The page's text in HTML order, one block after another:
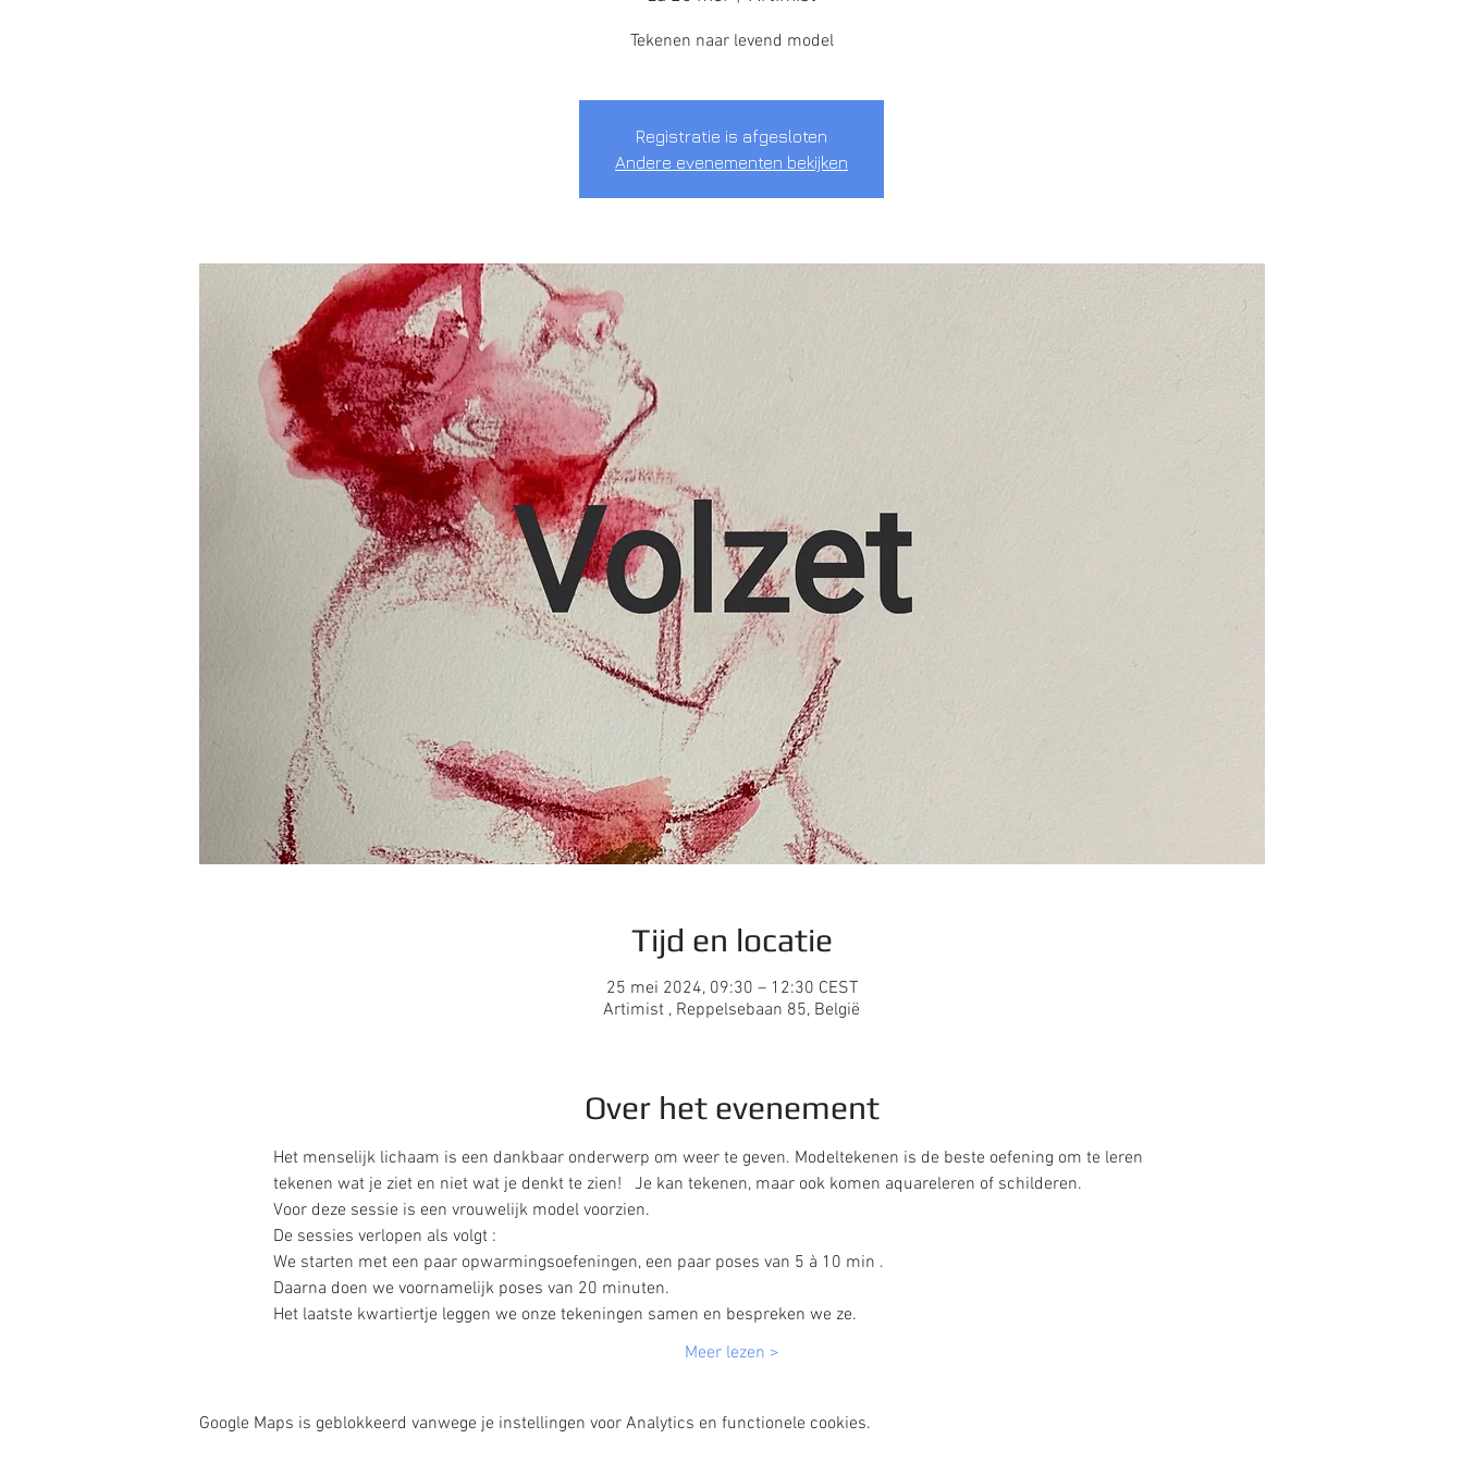
Tekenen naar levend model
Registratie is afgesloten
Andere evenementen bekijken
Tijd en locatie
25 mei 2024, 09:30 – 12:30 CEST
Artimist , Reppelsebaan 85, België
Over het evenement
Het menselijk lichaam is een dankbaar onderwerp om weer te geven. Modeltekenen is de beste oefening om te leren
tekenen wat je ziet en niet wat je denkt te zien!   Je kan tekenen, maar ook komen aquareleren of schilderen.
Voor deze sessie is een vrouwelijk model voorzien.
De sessies verlopen als volgt :
We starten met een paar opwarmingsoefeningen, een paar poses van 5 à 10 min .
Daarna doen we voornamelijk poses van 20 minuten.
Het laatste kwartiertje leggen we onze tekeningen samen en bespreken we ze.
Meer lezen >
Google Maps is geblokkeerd vanwege je instellingen voor Analytics en functionele cookies.